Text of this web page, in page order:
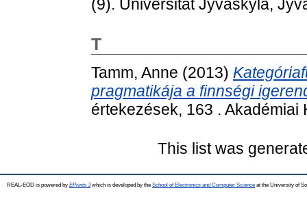
(9). Universität Jyväskylä,
T
Tamm, Anne (2013)
pragmatikája a finnségi
értekezések, 163 . Akadémiai
This list was
REAL-EOD is powered by EPrints 3which is developed by the School of Electronics and Computer Science at the University of